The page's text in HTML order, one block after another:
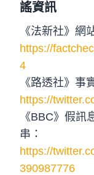
謠資訊
《法新社》網
https://
4
《路透社》事
https://
《BBC》假
串：
https://
390987776